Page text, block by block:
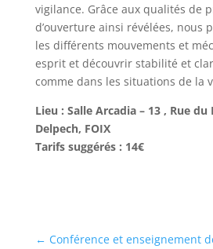
vigilance. Grâce aux qualités de
d’ouverture ainsi révélées, nous
les différents mouvements et
esprit et découvrir stabilité et
comme dans les situations de la
Lieu : Salle Arcadia – 13 , Rue
Delpech, FOIX
Tarifs suggérés : 14€
← Conférence et enseignement